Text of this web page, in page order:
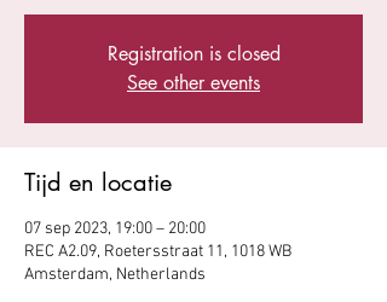
Registration is closed
See other events
Tijd en locatie
07 sep 2023, 19:00 – 20:00
REC A2.09, Roetersstraat 11, 1018 WB
Amsterdam, Netherlands